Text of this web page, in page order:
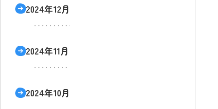
2024年12月
2024年11月
2024年10月